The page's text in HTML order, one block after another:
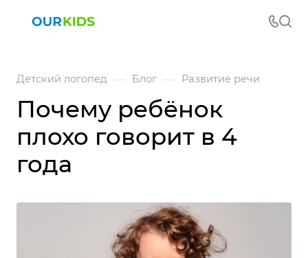
Детский логопед — Блог — Развитие речи
Почему ребёнок
плохо говорит в 4
года